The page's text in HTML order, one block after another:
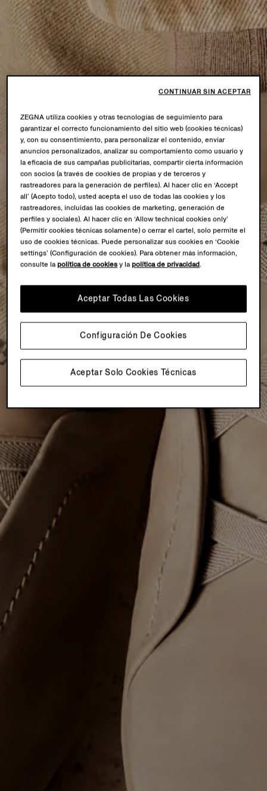
ZEGNA utiliza cookies y otras tecnologías de seguimiento para
garantizar el correcto funcionamiento del sitio web (cookies técnicas)
y, con su consentimiento, para personalizar el contenido, enviar
anuncios personalizados, analizar su comportamiento como usuario y
la eficacia de sus campañas publicitarias, compartir cierta información
con socios (a través de cookies de propias y de terceros y
rastreadores para la generación de perfiles). Al hacer clic en ‘Accept
all’ (Acepto todo), usted acepta el uso de todas las cookies y los
rastreadores, incluidas las cookies de marketing, generación de
perfiles y sociales). Al hacer clic en ‘Allow technical cookies only’
(Permitir cookies técnicas solamente) o cerrar el cartel, solo permite el
uso de cookies técnicas. Puede personalizar sus cookies en ‘Cookie
settings’ (Configuración de cookies). Para obtener más información,
consulte lapolítica de cookies y lapolítica de privacidad.
Aceptar Solo Cookies Técnicas
Aceptar Todas Las Cookies
Configuración De Cookies
CONTINUAR SIN ACEPTAR